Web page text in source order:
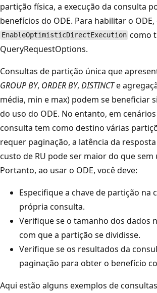
partição física, a execução da consulta
benefícios do ODE. Para habilitar o
EnableOptimisticDirectExecution como
QueryRequestOptions.
Consultas de partição única que
GROUP BY, ORDER BY, DISTINCTe
média, min e max) podem se beneficiar
do uso do ODE. No entanto, em
consulta tem como destino várias
requer paginação, a latência da
custo de RU pode ser maior do que sem
Portanto, ao usar o ODE, você deve:
Especifique a chave de partição na
própria consulta.
Verifique se o tamanho dos dados
com que a partição se dividisse.
Verifique se os resultados da
paginação para obter o benefício
Aqui estão alguns exemplos de